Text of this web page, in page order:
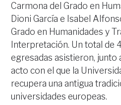
Carmona del Grado en
Dioni García e Isabel
Grado en Humanidades y
Interpretación. Un total de
egresadas asistieron, junto
acto con el que la
recupera una antigua
universidades europeas.